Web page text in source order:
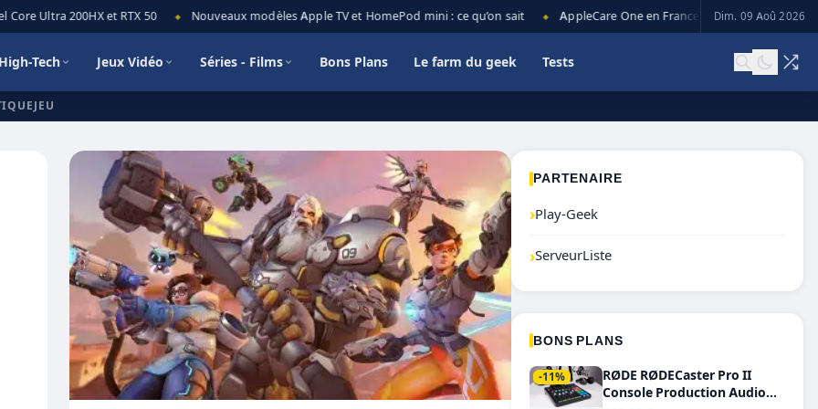
Ultra 200HX et RTX 50 ◆ Nouveaux modèles Apple TV et HomePod mini : ce qu’on sait ◆ AppleCare One en France : prix, couverture et
Dim. 09 Aoû 2026
High-Tech Jeux Vidéo Séries - Films Bons Plans Le farm du geek Tests
PARTENAIRE
›Play-Geek
›ServeurListe
BONS PLANS
-11%
RØDE RØDECaster Pro II
Console Production Audio